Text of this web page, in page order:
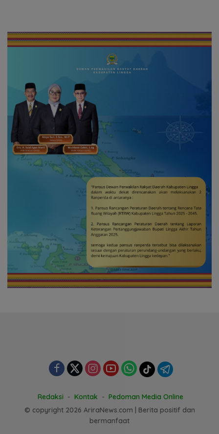
Redaksi Kontak
Pedoman Media Online
© copyright 2026 AriraNews.com | Berita positif dan
bermanfaat